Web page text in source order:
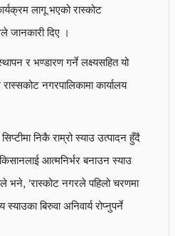
लागू भएको रास्कोट
जानकारी दिए ।
र भण्डारण गर्ने लक्ष्यसहित यो
नगरपालिकामा कार्यालय
निकै राम्रो स्याउ उत्पादन हुँदै
आत्मनिर्भर बनाउन स्याउ
भने, ‘रास्कोट नगरले पहिलो चरणमा
बिरुवा अनिवार्य रोप्नुपर्ने